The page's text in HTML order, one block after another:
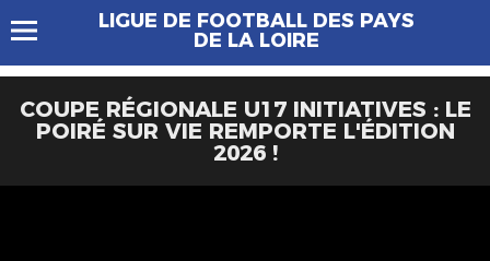
LIGUE DE FOOTBALL DES PAYS
DE LA LOIRE
COUPE RÉGIONALE U17 INITIATIVES : LE
POIRÉ SUR VIE REMPORTE L'ÉDITION
2026 !